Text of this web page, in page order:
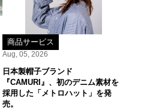
商品サービス
Aug, 05, 2026
日本製帽子ブランド
『CAMURI』、初のデニム素材を
採用した「メトロハット」を発
売。